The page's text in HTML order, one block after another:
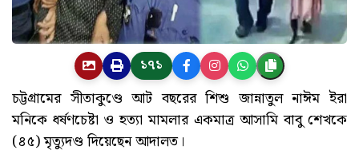
১৭১
চট্টগ্রামের সীতাকুণ্ডে আট বছরের শিশু জান্নাতুল নাঈম ইরা
মনিকে ধর্ষণচেষ্টা ও হত্যা মামলার একমাত্র আসামি বাবু শেখকে
(৪৫) মৃত্যুদণ্ড দিয়েছেন আদালত।